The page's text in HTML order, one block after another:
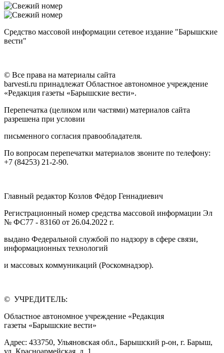
Средство массовой информации сетевое издание "Барышские
вести"
© Все права на материалы сайта
barvesti.ru принадлежат Областное автономное учреждение
«Редакция газеты «Барышские вести».
Перепечатка (целиком или частями) материалов сайта
разрешена при условии
письменного согласия правообладателя.
По вопросам перепечатки материалов звоните по телефону:
+7 (84253) 21-2-90.
Главный редактор Козлов Фёдор Геннадиевич
Регистрационный номер средства массовой информации Эл
№ ФС77 - 83160 от 26.04.2022 г.
выдано Федеральной службой по надзору в сфере связи,
информационных технологий
и массовых коммуникаций (Роскомнадзор).
© УЧРЕДИТЕЛЬ:
Областное автономное учреждение «Редакция
газеты «Барышские вести»
Адрес: 433750, Ульяновская обл., Барышский р-он, г. Барыш,